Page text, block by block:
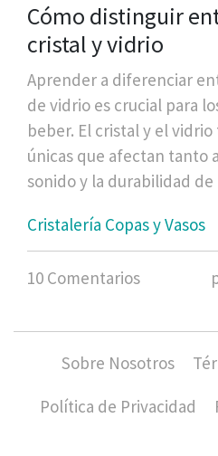
Cómo distinguir
cristal y vidrio
Aprender a diferenciar
de vidrio es crucial para
beber. El cristal y el
únicas que afectan tanto
sonido y la durabilidad de
la mejor opción para
también tu inversión en
Cristalería Copas y Vasos
10 Comentarios
Sobre Nosotros
Política de Privacidad